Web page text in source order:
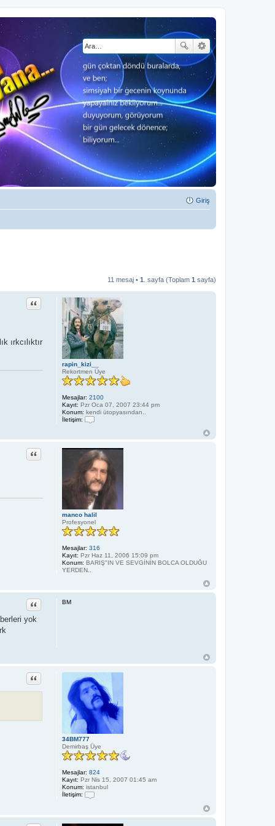
Giriş
11 mesaj • 1 . sayfa (Toplam 1 sayfa)
rapin_kizi__
Rekortmen Üye
Mesajlar: 2100
Kayıt: Pzr Oca 07, 2007 23:44 pm
Konum: kendi ütopyasından..
İletişim:
t
i
ş
i
m
r
a
p
i
n
_
k
i
z
i
_
Alıntı
ırkcılıktır
manco halil
Profesyonel
Mesajlar: 316
Kayıt: Pzr Haz 11, 2006 15:09 pm
Konum: BARIŞ"IN VE SEVGİNİN BOLCA OLDUĞU
YERDEN..
Alıntı
BM
Alıntı
yok
34BM777
Demirbaş Üye
Mesajlar: 824
Kayıt: Pzr Nis 15, 2007 01:45 am
Konum: istanbul
İletişim:
e
t
Alıntı